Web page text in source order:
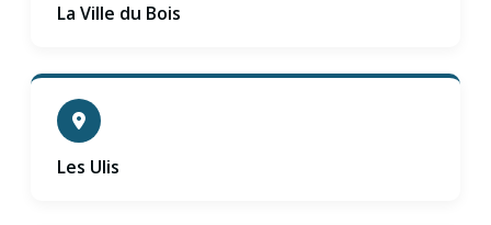
La Ville du Bois
Les Ulis